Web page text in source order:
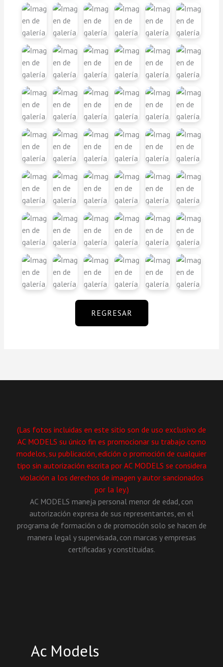
REGRESAR
(Las fotos incluidas en este sitio son de uso exclusivo de
AC MODELS su único fin es promocionar su trabajo como
modelos, su publicación, edición o promoción de cualquier
tipo sin autorización escrita por AC MODELS se considera
violación a los derechos de imagen y autor sancionados
por la ley.)
AC MODELS maneja personal menor de edad, con
autorización expresa de sus representantes, en el
programa de formación o de promoción solo se hacen de
manera legal y supervisada, con marcas y empresas
certificadas y constituidas.
Ac Models